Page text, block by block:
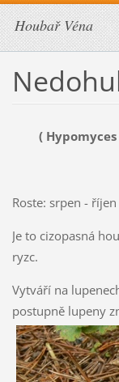
Houbař Véna
(
Roste: srpen - říjen
Je to cizopasná
ryzc.
Vytváří na
postupně lupeny